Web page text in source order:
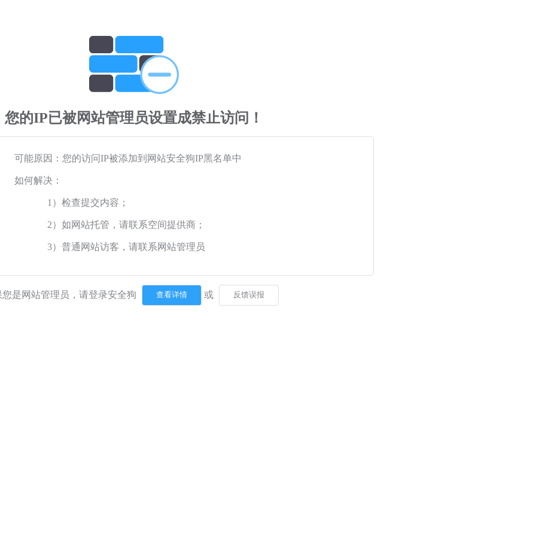
您的IP已被网站管理员设置成禁止访问！
可能原因：您的访问IP被添加到网站安全狗IP黑名单中
如何解决：
1）检查提交内容；
2）如网站托管，请联系空间提供商；
3）普通网站访客，请联系网站管理员
您是网站管理员，请登录安全狗 或